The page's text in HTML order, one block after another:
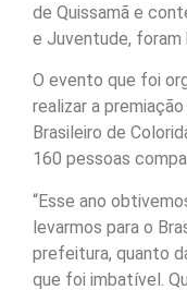
de Quissamã e
e Juventude, foram
O evento que foi
realizar a
Brasileiro de
160 pessoas
“Esse ano
levarmos para o
prefeitura, quanto
que foi imbatível.